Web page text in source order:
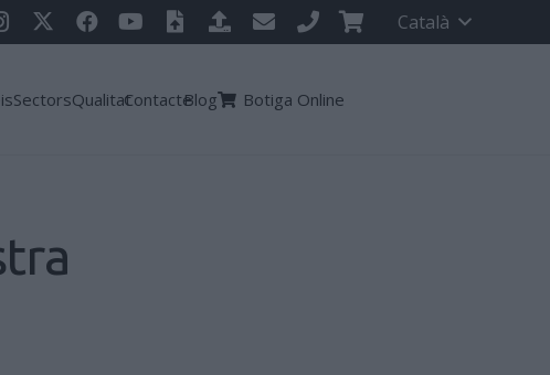
Català
SectorsQualitatContacteBlog Botiga Online